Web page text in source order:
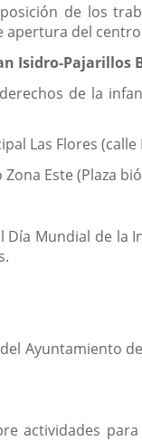
de los
apertura del
Isidro-Pajarillos
de la
Las Flores
Este (Plaza
Mundial de la
Ayuntamiento
actividades